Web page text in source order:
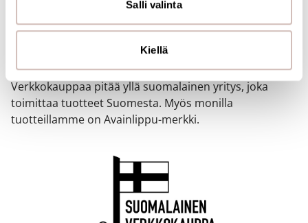
sivustoamme. Kumppanimme voivat yhdistää näitä
tietoja muihin tietoihin, joita olet antanut heille tai joita on
Salli valinta
Kiellä
SUOMALAINEN
VERKKOKAUPPA
Verkkokaupallemme on myönnetty Avainlippu-merkki.
Verkkokauppaa pitää yllä suomalainen yritys, joka
toimittaa tuotteet Suomesta. Myös monilla
tuotteillamme on Avainlippu-merkki.